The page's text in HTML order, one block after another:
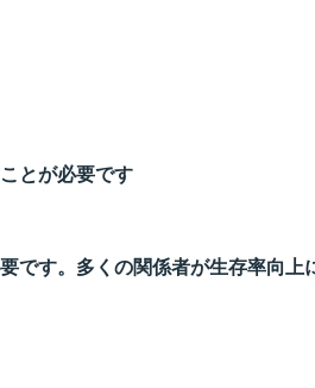
とが必要です
です。多くの関係者が生存率向上